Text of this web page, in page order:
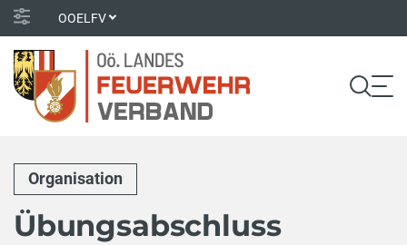
OOELFV
Organisation
Übungsabschluss